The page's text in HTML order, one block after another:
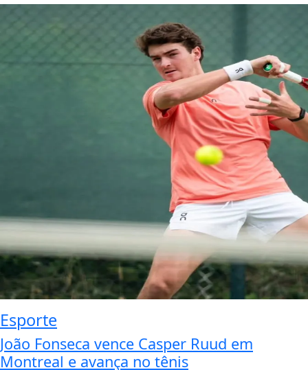
Esporte
João Fonseca vence Casper Ruud em
Montreal e avança no tênis